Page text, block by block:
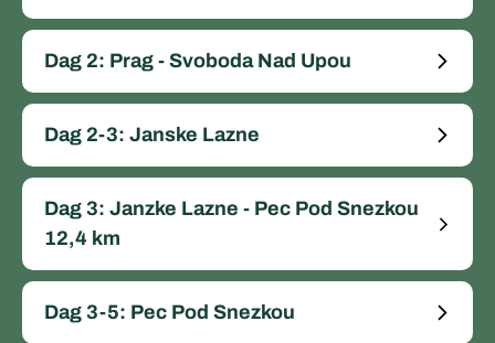
Dag 2: Prag - Svoboda Nad Upou
Dag 2-3: Janske Lazne
Dag 3: Janzke Lazne - Pec Pod Snezkou
12,4 km
Dag 3-5: Pec Pod Snezkou